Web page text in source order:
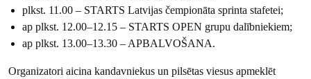
plkst. 11.00 – STARTS Latvijas čempionāta sprinta stafetei;
ap plkst. 12.00–12.15 – STARTS OPEN grupu dalībniekiem;
ap plkst. 13.00–13.30 – APBALVOŠANA.
Organizatori aicina kandavniekus un pilsētas viesus apmeklēt